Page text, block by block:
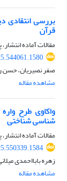
بررسی انتقادی
قرآن
مقالات آماده
صفر نصیریان، حسن
مشاهده مقاله
واکاوی طرح
شناسی شناختی
مقالات آماده
زهره بابااحمدی
مشاهده مقاله